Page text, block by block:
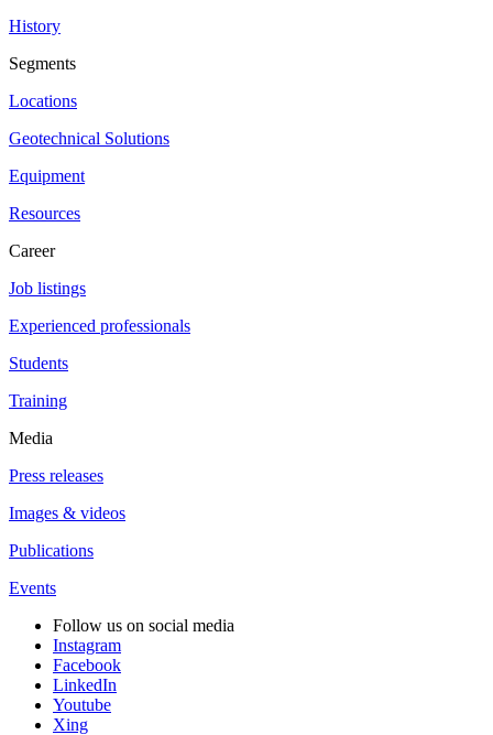
History
Segments
Locations
Geotechnical Solutions
Equipment
Resources
Career
Job listings
Experienced professionals
Students
Training
Media
Press releases
Images & videos
Publications
Events
Follow us on social media
Instagram
Facebook
LinkedIn
Youtube
Xing